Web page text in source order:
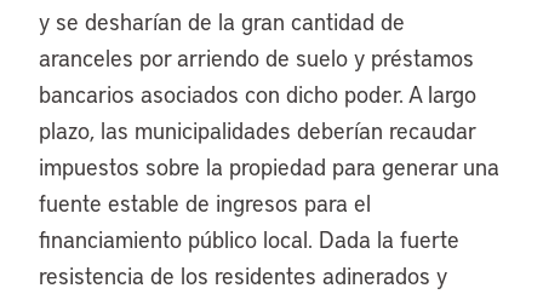
y se desharían de la gran cantidad de
aranceles por arriendo de suelo y préstamos
bancarios asociados con dicho poder. A largo
plazo, las municipalidades deberían recaudar
impuestos sobre la propiedad para generar una
fuente estable de ingresos para el
financiamiento público local. Dada la fuerte
resistencia de los residentes adinerados y